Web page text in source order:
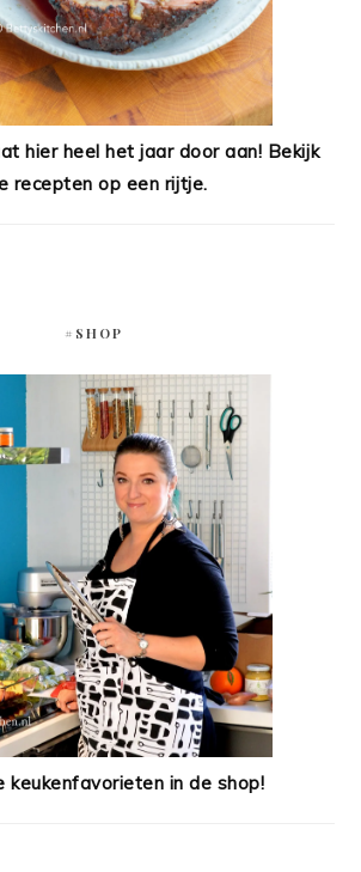
hier heel het jaar door aan! Bekijk
recepten op een rijtje.
#SHOP
keukenfavorieten in de shop!